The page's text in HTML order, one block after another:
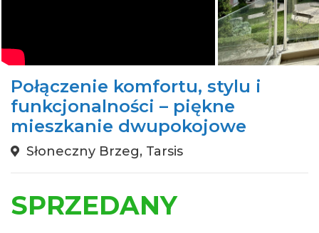
Połączenie komfortu, stylu i
funkcjonalności – piękne
mieszkanie dwupokojowe
Słoneczny Brzeg, Tarsis
SPRZEDANY